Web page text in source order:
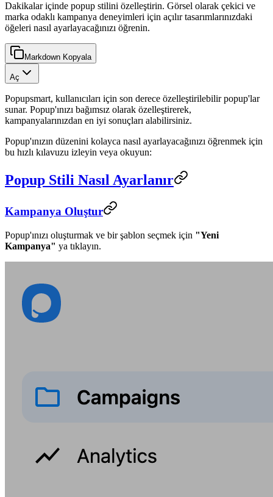
Dakikalar içinde popup stilini özelleştirin. Görsel olarak çekici ve
marka odaklı kampanya deneyimleri için açılır tasarımlarınızdaki
öğeleri nasıl ayarlayacağınızı öğrenin.
Markdown Kopyala
Aç
Popupsmart, kullanıcıları için son derece özelleştirilebilir popup'lar
sunar. Popup'ınızı bağımsız olarak özelleştirerek,
kampanyalarınızdan en iyi sonuçları alabilirsiniz.
Popup'ınızın düzenini kolayca nasıl ayarlayacağınızı öğrenmek için
bu hızlı kılavuzu izleyin veya okuyun:
Popup Stili Nasıl Ayarlanır
Kampanya Oluştur
Popup'ınızı oluşturmak ve bir şablon seçmek için "Yeni
Kampanya" ya tıklayın.